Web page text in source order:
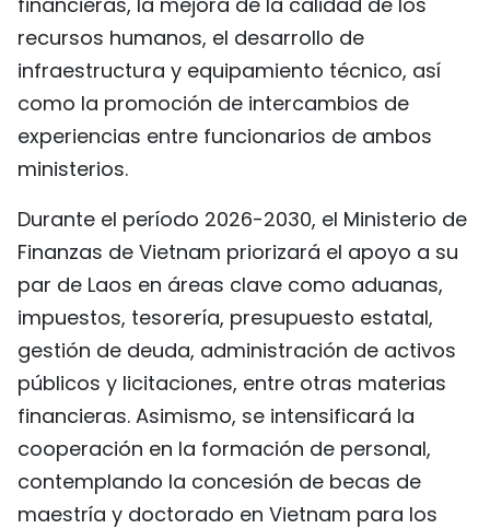
recursos humanos, el desarrollo de
infraestructura y equipamiento técnico, así
como la promoción de intercambios de
experiencias entre funcionarios de ambos
ministerios.
Durante el período 2026-2030, el Ministerio de
Finanzas de Vietnam priorizará el apoyo a su
par de Laos en áreas clave como aduanas,
impuestos, tesorería, presupuesto estatal,
gestión de deuda, administración de activos
públicos y licitaciones, entre otras materias
financieras. Asimismo, se intensificará la
cooperación en la formación de personal,
contemplando la concesión de becas de
maestría y doctorado en Vietnam para los